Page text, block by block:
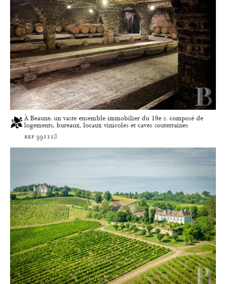
À Beaune, un vaste ensemble immobilier du 19e s. composé de
logements, bureaux, locaux vinicoles et caves souterraines
ref 991118